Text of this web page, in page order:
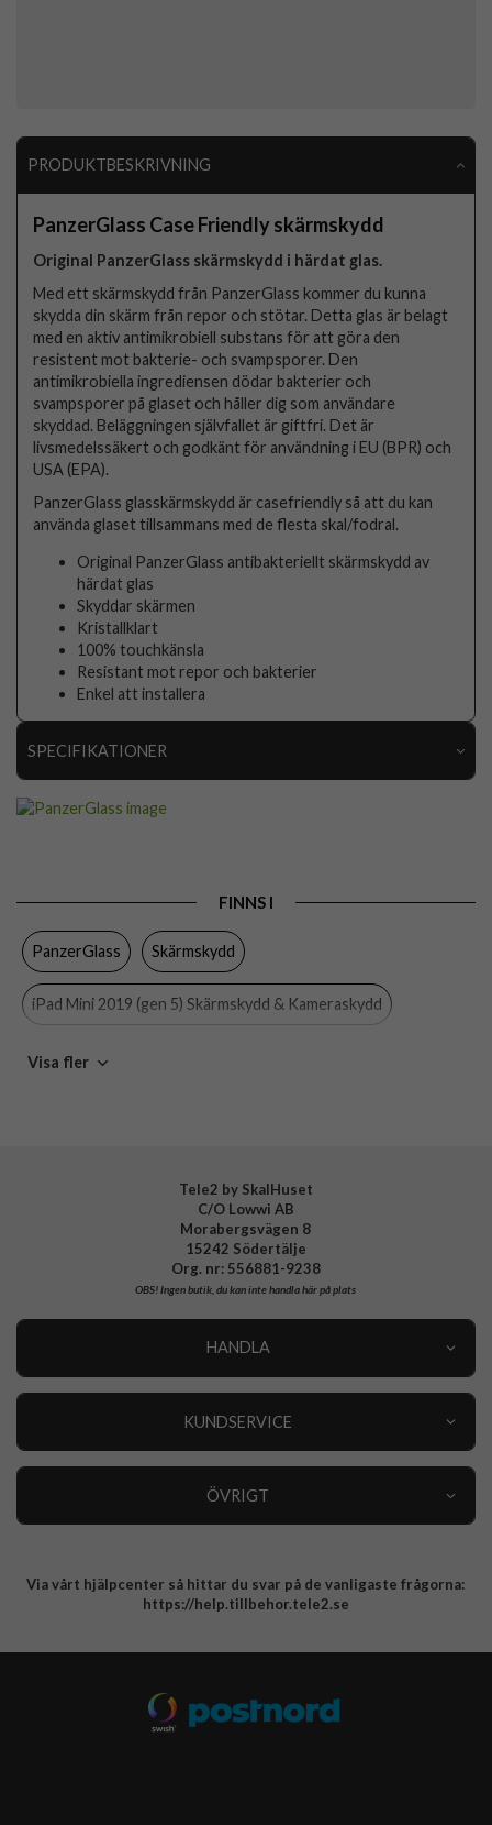
PRODUKTBESKRIVNING
PanzerGlass Case Friendly skärmskydd
Original PanzerGlass skärmskydd i härdat glas.
Med ett skärmskydd från PanzerGlass kommer du kunna
skydda din skärm från repor och stötar. Detta glas är belagt
med en aktiv antimikrobiell substans för att göra den
resistent mot bakterie- och svampsporer. Den
antimikrobiella ingrediensen dödar bakterier och
svampsporer på glaset och håller dig som användare
skyddad. Beläggningen självfallet är giftfri. Det är
livsmedelssäkert och godkänt för användning i EU (BPR) och
USA (EPA).
PanzerGlass glasskärmskydd är casefriendly så att du kan
använda glaset tillsammans med de flesta skal/fodral.
Original PanzerGlass antibakteriellt skärmskydd av
härdat glas
Skyddar skärmen
Kristallklart
100% touchkänsla
Resistant mot repor och bakterier
Enkel att installera
SPECIFIKATIONER
Färg
Härdat glas
Tillverkarens art nr
FINNS I
PanzerGlass Skärmskydd
iPad Mini 2019 (gen 5) Skärmskydd & Kameraskydd
iPad Mini 2019 (gen 5)
Visa fler
Tele2 by SkalHuset
C/O Lowwi AB
Morabergsvägen 8
15242 Södertälje
Org. nr: 556881-9238
OBS!Ingen butik, du kan inte handla här på plats
HANDLA
KUNDSERVICE
ÖVRIGT
Integritetspolicy
Via vårt hjälpcenter så hittar du svar på de vanligaste frågorna:
https://help.tillbehor.tele2.se